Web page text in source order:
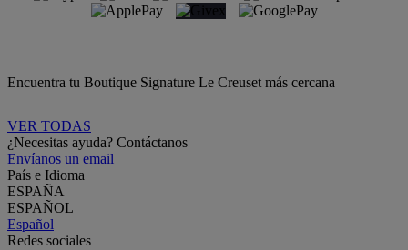
Encuentra tu Boutique Signature Le Creuset más cercana
VER TODAS
¿Necesitas ayuda? Contáctanos
Envíanos un email
País e Idioma
ESPAÑA
ESPAÑOL
Español
Redes sociales